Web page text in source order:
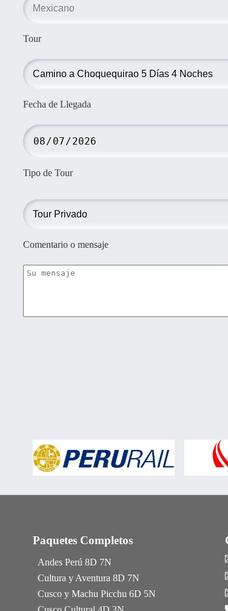
Tour
Fecha de Llegada
Tipo de Tour
Comentario o mensaje
Paquetes Completos
Andes Perú 8D 7N
Cultura y Aventura 8D 7N
Cusco y Machu Picchu 6D 5N